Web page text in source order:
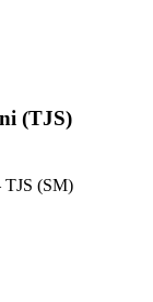
(TJS)
(SM)